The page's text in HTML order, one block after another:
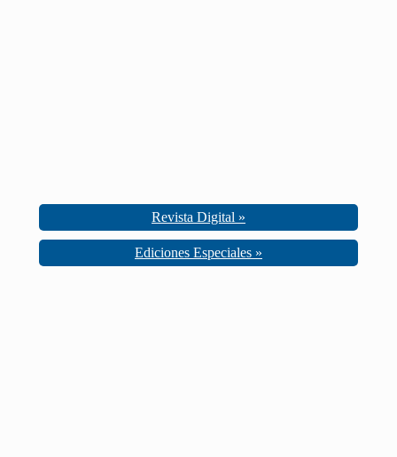
Revista Digital »
Ediciones Especiales »